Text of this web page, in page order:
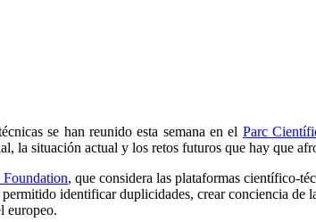
se han reunido esta semana en el Parc
la situación actual y los retos futuros que hay que
, que considera las plataformas científico-
identificar duplicidades, crear conciencia de
europeo.